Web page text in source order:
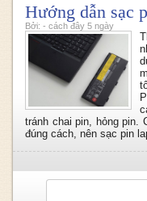
Hướng dẫn sạc
Bởi: - cách đây 5 ngày
tránh chai pin, hỏng pin.
đúng cách, nên sạc pin